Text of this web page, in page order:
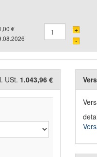
€
+
-
USt. 1.043,96 €